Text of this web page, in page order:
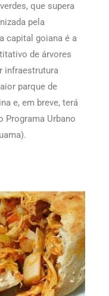
que supera
pela
capital goiana é a
de árvores
infraestrutura
parque de
e, em breve, terá
Programa Urbano